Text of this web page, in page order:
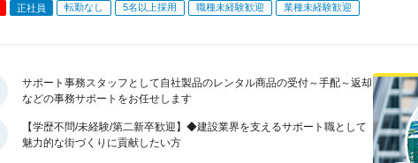
正社員 転勤なし 5名以上採用 職種未経験歓迎 業種未経験歓迎
サポート事務スタッフとして自社製品のレンタル商品の受付～手配～返却
などの事務サポートをお任せします
【学歴不問/未経験/第二新卒歓迎】◆建設業界を支えるサポート職として
魅力的な街づくりに貢献したい方